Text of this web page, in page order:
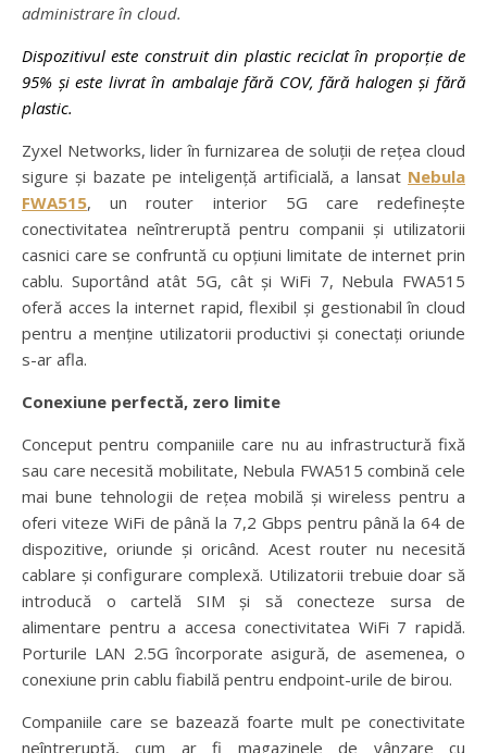
administrare în cloud.
Dispozitivul este construit din plastic reciclat în proporție de
95% și este livrat în ambalaje fără COV, fără halogen și fără
plastic.
Zyxel Networks, lider în furnizarea de soluții de rețea cloud
sigure și bazate pe inteligență artificială, a lansat Nebula
FWA515, un router interior 5G care redefinește
conectivitatea neîntreruptă pentru companii și utilizatorii
casnici care se confruntă cu opțiuni limitate de internet prin
cablu. Suportând atât 5G, cât și WiFi 7, Nebula FWA515
oferă acces la internet rapid, flexibil și gestionabil în cloud
pentru a menține utilizatorii productivi și conectați oriunde
s-ar afla.
Conexiune perfectă, zero limite
Conceput pentru companiile care nu au infrastructură fixă
sau care necesită mobilitate, Nebula FWA515 combină cele
mai bune tehnologii de rețea mobilă și wireless pentru a
oferi viteze WiFi de până la 7,2 Gbps pentru până la 64 de
dispozitive, oriunde și oricând. Acest router nu necesită
cablare și configurare complexă. Utilizatorii trebuie doar să
introducă o cartelă SIM și să conecteze sursa de
alimentare pentru a accesa conectivitatea WiFi 7 rapidă.
Porturile LAN 2.5G încorporate asigură, de asemenea, o
conexiune prin cablu fiabilă pentru endpoint-urile de birou.
Companiile care se bazează foarte mult pe conectivitate
neîntreruptă, cum ar fi magazinele de vânzare cu